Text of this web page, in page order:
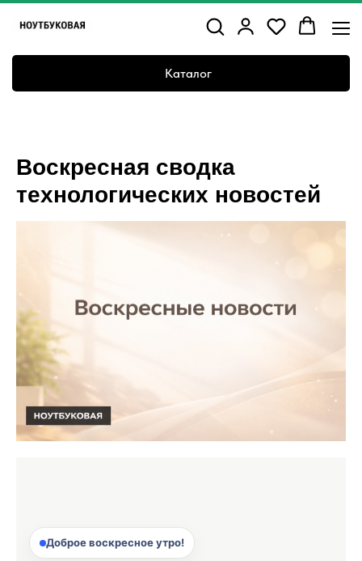
Каталог
Воскресная сводка
технологических новостей
Доброе воскресное утро!